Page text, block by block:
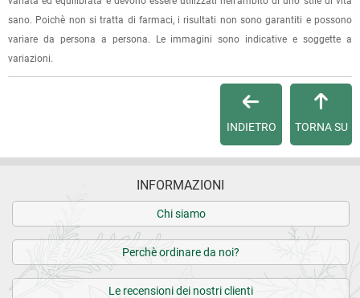
dell'ordine e lo stato della spedizione.
Per qualsiasi informazione, contattaci viae-mail.
Condizioni di vendita.
sano. Poichè non si tratta di farmaci, i risultati non sono garantiti e possono
variare da persona a persona. Le immagini sono indicative e soggette a
variazioni.
TORNA SU
INDIETRO
INFORMAZIONI
Chi siamo
Perchè ordinare da noi?
Le recensioni dei nostri clienti